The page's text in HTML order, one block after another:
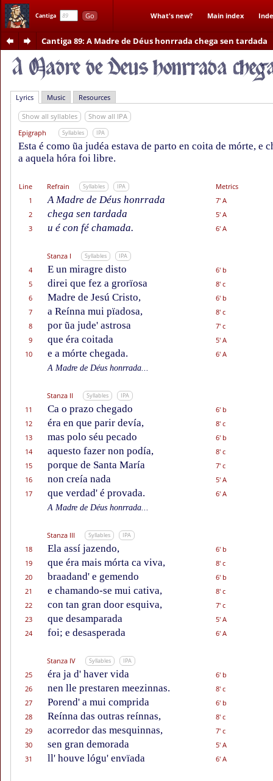
Cantiga Go What's new? Main index
Cantiga 89: A Madre de Déus honrrada chega sen tardada
Lyrics Music Resources
Show all syllables
Show all IPA
Epigraph
Syllables IPA
Esta é como ũa judéa estava de parto en coita de mórte, e
a aquela hóra foi libre.
Line Refrain Syllables IPA
Metrics
1
A Madre de Déus honrrada
7' A
2
chega sen tardada
5' A
3
u é con fé chamada. 6' A
Stanza I Syllables IPA
4 E un miragre disto
6' b
5
direi que fez a grorïosa
8' c
6
Madre de Jesú Cristo,
6' b
7
a Reínna mui pïadosa,
8' c
8
por ũa jude' astrosa
7' c
9
que éra coitada
5' A
10
e a mórte chegada.
6' A
A Madre de Déus honrrada...
Stanza II Syllables IPA
11 Ca o prazo chegado
6' b
12
éra en que parir devía,
8' c
13
mas polo séu pecado
6' b
14
aquesto fazer non podía,
8' c
15
porque de Santa María
7' c
16
non creía nada
5' A
17
que verdad' é provada.
6' A
A Madre de Déus honrrada...
Stanza III Syllables IPA
18 Ela assí jazendo,
6' b
19
que éra mais mórta ca viva,
8' c
20
braadand' e gemendo
6' b
21
e chamando-se mui cativa,
8' c
22
con tan gran door esquiva,
7' c
23
que desamparada
5' A
24
foi; e desasperada 6' A
Stanza IV Syllables IPA
25 éra ja d' haver vida
6' b
26
nen lle prestaren meezinnas.
8' c
27
Porend' a mui comprida
6' b
28
Reínna das outras reínnas,
8' c
29
acorredor das mesquinnas,
7' c
30
sen gran demorada
5' A
31
ll' houve lógu' envïada 6' A